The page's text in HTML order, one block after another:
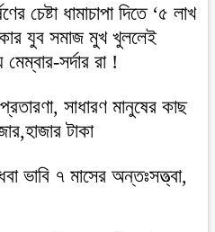
চেষ্টা ধামাচাপা দিতে ‘৫ লাখ
যুব সমাজ মুখ খুললেই
সর্দার রা !
সাধারণ মানুষের কাছ
টাকা
ভাবি ৭ মাসের অন্তঃসত্ত্বা,